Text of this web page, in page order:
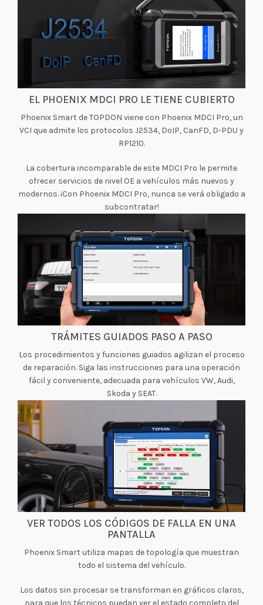
EL PHOENIX MDCI PRO LE TIENE CUBIERTO
Phoenix Smart de TOPDON viene con Phoenix MDCI Pro, un
VCI que admite los protocolos J2534, DoIP, CanFD, D-PDU y
RP1210.
La cobertura incomparable de este MDCI Pro le permite
ofrecer servicios de nivel OE a vehículos más nuevos y
modernos. ¡Con Phoenix MDCI Pro, nunca se verá obligado a
subcontratar!
TRÁMITES GUIADOS PASO A PASO
Los procedimientos y funciones guiados agilizan el proceso
de reparación. Siga las instrucciones para una operación
fácil y conveniente, adecuada para vehículos VW, Audi,
Skoda y SEAT.
VER TODOS LOS CÓDIGOS DE FALLA EN UNA
PANTALLA
Phoenix Smart utiliza mapas de topología que muestran
todo el sistema del vehículo.
Los datos sin procesar se transforman en gráficos claros,
para que los técnicos puedan ver el estado completo del